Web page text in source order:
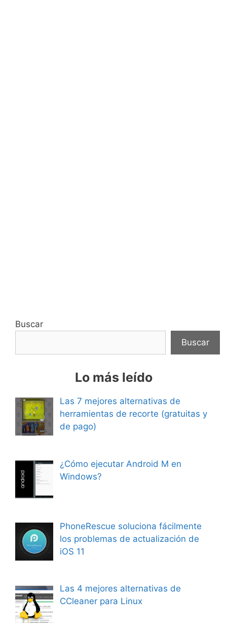
Buscar
Buscar
Lo más leído
Las 7 mejores alternativas de
herramientas de recorte (gratuitas y
de pago)
¿Cómo ejecutar Android M en
Windows?
PhoneRescue soluciona fácilmente
los problemas de actualización de
iOS 11
Las 4 mejores alternativas de
CCleaner para Linux